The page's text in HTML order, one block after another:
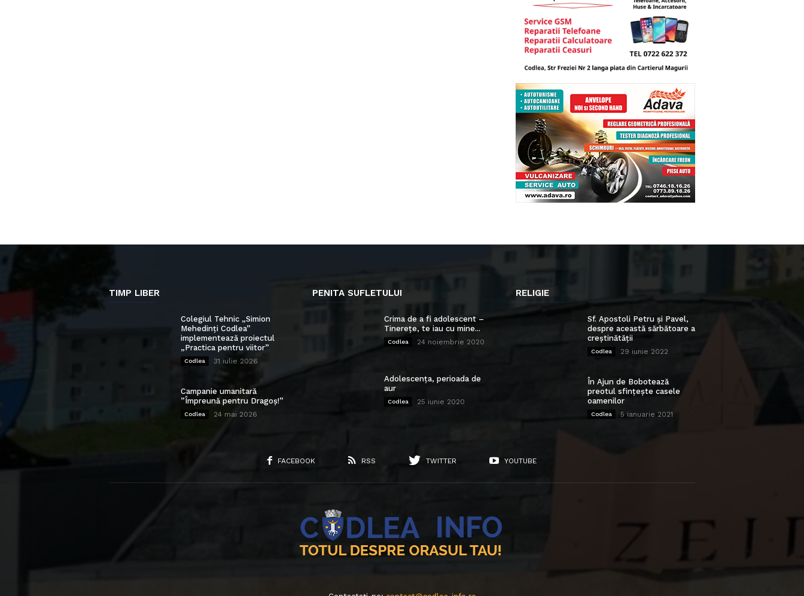
TIMP LIBER
Colegiul Tehnic „Simion
Mehedinți Codlea”
implementează proiectul
„Practica pentru viitor”
Codlea 31 iulie 2026
Campanie umanitară
”Împreună pentru Dragoș!”
Codlea 24 mai 2026
PENITA SUFLETULUI
Crima de a fi adolescent –
Tinerețe, te iau cu mine...
Codlea 24 noiembrie 2020
Adolescența, perioada de
aur
Codlea 25 iunie 2020
RELIGIE
Sf. Apostoli Petru și Pavel,
despre această sărbătoare a
creștinătății
Codlea 29 iunie 2022
În Ajun de Bobotează
preotul sfințește casele
oamenilor
Codlea 5 ianuarie 2021
FACEBOOK RSS TWITTER YOUTUBE